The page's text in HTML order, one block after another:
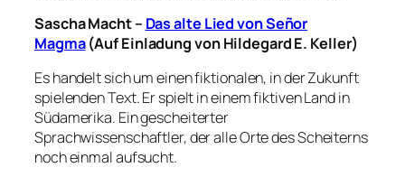
Sascha Macht – Das alte Lied von Señor
Magma(Auf Einladung von Hildegard E. Keller)
Es handelt sich um einen fiktionalen, in der Zukunft
spielenden Text. Er spielt in einem fiktiven Land in
Südamerika. Ein gescheiterter
Sprachwissenschaftler, der alle Orte des Scheiterns
noch einmal aufsucht.